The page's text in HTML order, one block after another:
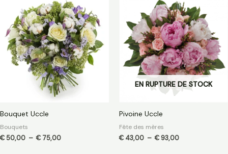
Bouquet Uccle
Bouquets
€ 50,00 – € 75,00
de
prix :
€ 50,00
à
€ 75,00
EN RUPTURE DE STOCK
Pivoine Uccle
Fête des mères
€ 43,00 – €93,00
de
prix :
€ 43,00
à
€ 93,00